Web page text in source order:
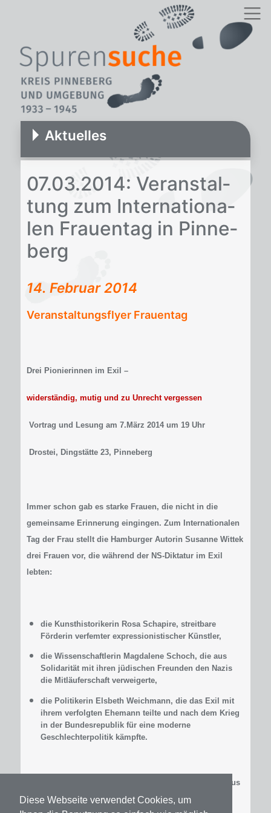
Diese Webseite verwendet Cookies, um
Aktuelles
07.03.2014: Ver­an­stal­
tung zum In­ter­na­tio­na­
len Frau­en­tag in Pin­ne­
berg
14. Februar 2014
Veranstaltungsflyer Frauentag
Drei Pionierinnen im Exil –
widerständig, mutig und zu Unrecht vergessen
Vortrag und Lesung am 7.März 2014 um 19 Uhr
Drostei, Dingstätte 23, Pinneberg
Immer schon gab es starke Frauen, die nicht in die
gemeinsame Erinnerung eingingen. Zum Internationalen
Tag der Frau stellt die Hamburger Autorin Susanne Wittek
drei Frauen vor, die während der NS-Diktatur im Exil
lebten:
die Kunsthistorikerin Rosa Schapire, streitbare
Förderin verfemter expressionistischer Künstler,
die Wissenschaftlerin Magdalene Schoch, die aus
Solidarität mit ihren jüdischen Freunden den Nazis
die Mitläuferschaft verweigerte,
die Politikerin Elsbeth Weichmann, die das Exil mit
ihrem verfolgten Ehemann teilte und nach dem Krieg
in der Bundesrepublik für eine moderne
Geschlechterpolitik kämpfte.
Ergänzend liest die Schauspielerin Katharina Schutz aus
Texten und Briefen.